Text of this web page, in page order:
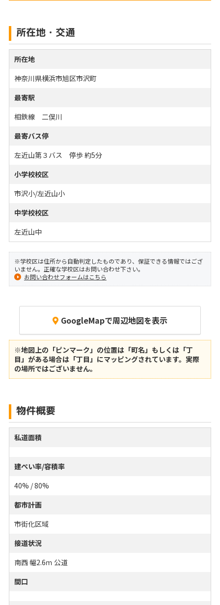
所在地・交通
所在地
神奈川県横浜市旭区市沢町
最寄駅
相鉄線 二俣川
最寄バス停
左近山第３バス 停歩 約5分
小学校校区
市沢小/左近山小
中学校校区
左近山中
※学校区は住所から自動判定したものであり、保証できる情報ではござ
いません。正確な学校区はお問い合わせ下さい。
お問い合わせフォームはこちら
GoogleMapで周辺地図を表示
※地図上の「ピンマーク」の位置は「町名」もしくは「丁
目」がある場合は「丁目」にマッピングされています。 実際
の場所ではございません。
物件概要
私道面積
建ぺい率/容積率
40% / 80%
都市計画
市街化区域
接道状況
南西 幅2.6ｍ 公道
間口